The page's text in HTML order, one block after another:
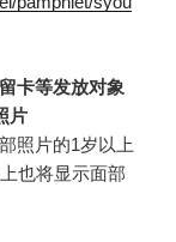
卡等发放对象
片
照片的1岁以上
也将显示面部